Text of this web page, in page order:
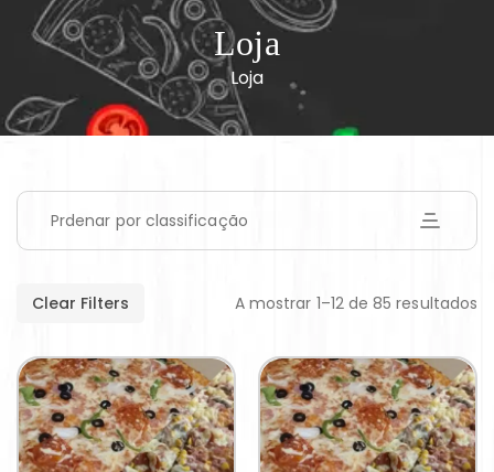
Loja
Loja
Prdenar por classificação
Clear Filters A mostrar 1–12 de 85 resultados